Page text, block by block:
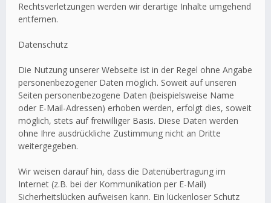
Rechtsverletzungen werden wir derartige Inhalte umgehend
entfernen.
Datenschutz
Die Nutzung unserer Webseite ist in der Regel ohne Angabe
personenbezogener Daten möglich. Soweit auf unseren
Seiten personenbezogene Daten (beispielsweise Name
oder E-Mail-Adressen) erhoben werden, erfolgt dies, soweit
möglich, stets auf freiwilliger Basis. Diese Daten werden
ohne Ihre ausdrückliche Zustimmung nicht an Dritte
weitergegeben.
Wir weisen darauf hin, dass die Datenübertragung im
Internet (z.B. bei der Kommunikation per E-Mail)
Sicherheitslücken aufweisen kann. Ein lückenloser Schutz